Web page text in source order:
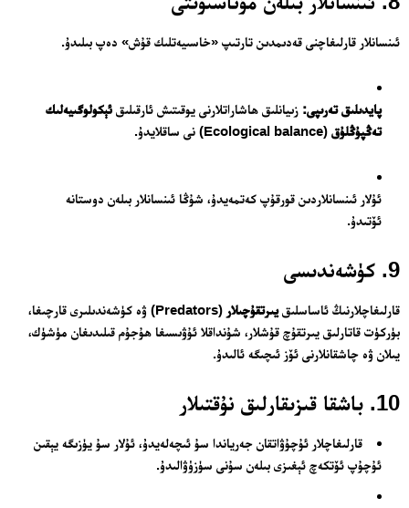
ئىنسانلار قارلىغاچنى قەدىمدىن تارتىپ «خاسىيەتلىك قۇش» دەپ بىلىدۇ.
پايدىلىق تەرىپى: زىيانلىق ھاشاراتلارنى يوقىتىش ئارقىلىق ئېكولوگىيەلىك
تەڭپۇڭلۇق (Ecological balance) نى ساقلايدۇ.
ئۇلار ئىنسانلاردىن قورقۇپ كەتمەيدۇ، شۇڭا ئىنسانلار بىلەن دوستانە
ئۆتىدۇ.
9. كۈشەندىسى
قارلىغاچلارنىڭ ئاساسلىقيىرتقۇچىلار
(Predators) ۋە كۈشەندىلىرى قارچىغا،
بۈركۈت قاتارلىق يىرتقۇچ قۇشلار، شۇنداقلا ئۇۋىسىغا ھۇجۇم قىلىدىغان مۈشۈك،
يىلان ۋە چاشقانلارنى ئۆز ئىچىگە ئالىدۇ.
10. باشقا قىزىقارلىق نۇقتىلار
قارلىغاچلار ئۇچۇۋاتقان جەرياندا سۇ ئىچەلەيدۇ، ئۇلار سۇ يۈزىگە يېقىن
ئۇچۇپ ئۆتكەچ ئېغىزى بىلەن سۇنى سۈزۈۋالىدۇ.